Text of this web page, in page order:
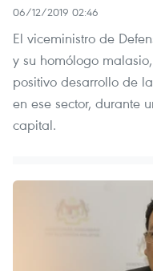
06/12/2019 02:46
El viceministro de
y su homólogo
positivo desarrollo de
en ese sector, durante
capital.